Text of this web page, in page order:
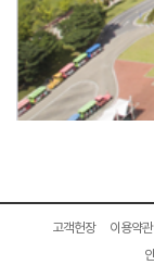
고객헌장 이용약관